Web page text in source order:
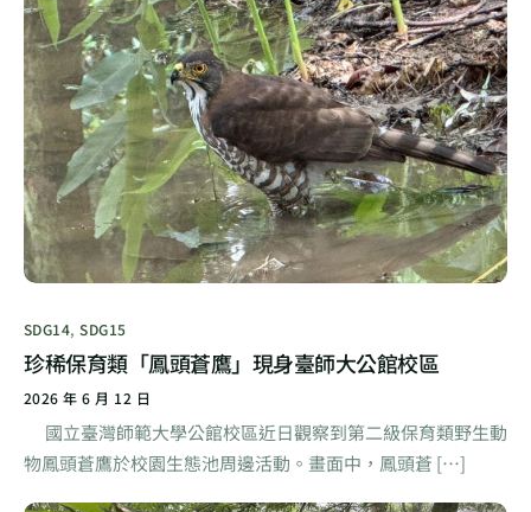
SDG14,SDG15
珍稀保育類「鳳頭蒼鷹」現身臺師大公館校區
2026 年 6 月 12 日
國立臺灣師範大學公館校區近日觀察到第二級保育類野生動
物鳳頭蒼鷹於校園生態池周邊活動。畫面中，鳳頭蒼 […]